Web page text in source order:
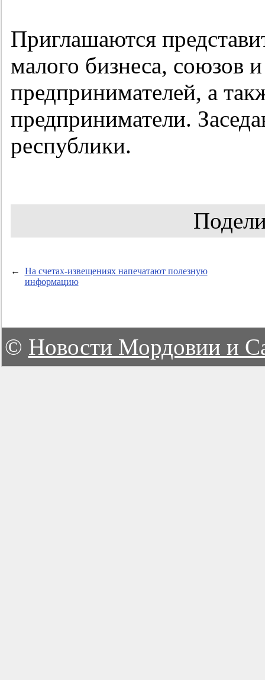
Приглашаются
малого бизнеса, союзов
предпринимателей, а
предприниматели.
республики.
←
На счетах-извещениях напечатают полезную
информацию
© Новости Мордовии и